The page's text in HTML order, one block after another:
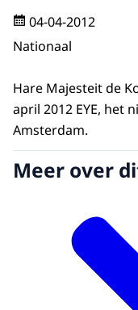
04-04-2012
Nationaal
Hare Majesteit de
april 2012 EYE, het
Amsterdam.
Meer over